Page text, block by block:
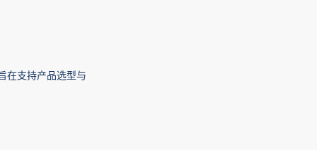
在支持产品选型与